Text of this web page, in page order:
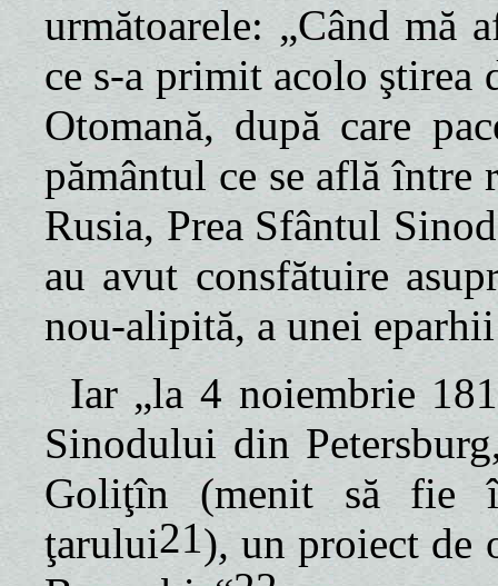
următoarele: „Când mă
ce s-a primit acolo ştirea
Otomană, după care
pământul ce se află
Rusia, Prea Sfântul
au avut consfătuire
nou-alipită, a unei
Iar „la 4 noiembrie
Sinodului din
Goliţîn
(menit să fie
ţarului21),un proiect de